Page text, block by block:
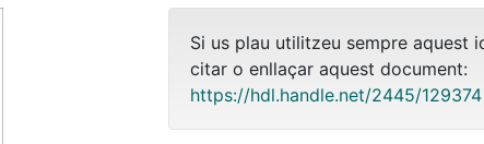
Si us plau utilitzeu sempre aquest
citar o enllaçar aquest document:
https://hdl.handle.net/2445/129374